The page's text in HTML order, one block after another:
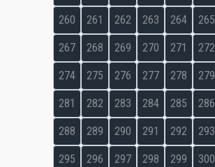
260 261 262 263 264 265
267 268 269 270 271 272
274 275 276 277 278 279
281 282 283 284 285 286
288 289 290 291 292 293
295 296 297 298 299 300